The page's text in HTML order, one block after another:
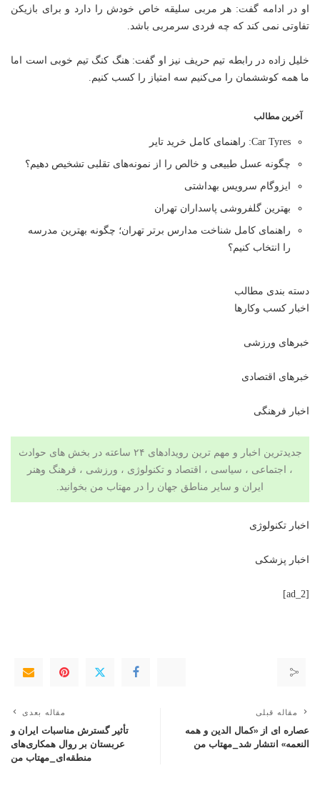
او در ادامه گفت: هر مربی سلیقه خاص خودش را دارد و برای بازیکن
تفاوتی نمی کند که چه فردی سرمربی باشد.
خلیل زاده در رابطه تیم حریف نیز او گفت: هنگ کنگ تیم خوبی است اما
ما همه کوششمان را می‌کنیم سه امتیاز را کسب کنیم.
آخرین مطالب
Car Tyres: راهنمای کامل خرید تایر
چگونه عسل طبیعی و خالص را از نمونه‌های تقلبی تشخیص دهیم؟
ایزوگام سرویس بهداشتی
بهترین گلفروشی پاسداران تهران
راهنمای کامل شناخت مدارس برتر تهران؛ چگونه بهترین مدرسه
را انتخاب کنیم؟
دسته بندی مطالب
اخبار کسب وکارها
خبرهای ورزشی
خبرهای اقتصادی
اخبار فرهنگی
جدیدترین اخبار و مهم ترین رویدادهای ۲۴ ساعته در بخش های حوادث
، اجتماعی ، سیاسی ، اقتصاد و تکنولوژی ، ورزشی ، فرهنگ وهنر
ایران و سایر مناطق جهان را در مهتاب من بخوانید.
اخبار تکنولوژی
اخبار پزشکی
[ad_2]
مقاله قبلی
عصاره ای از «کمال الدین و همه
النعمه» انتشار شد_مهتاب من
مقاله بعدی
تأثیر گسترش مناسبات ایران و
عربستان بر روال همکاری‌های
منطقه‌ای_مهتاب من